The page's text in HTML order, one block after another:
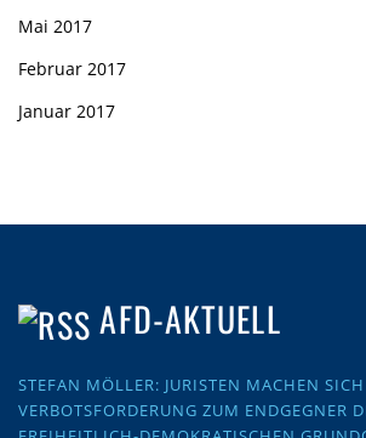
Mai 2017
Februar 2017
Januar 2017
AFD-AKTUELL
STEFAN MÖLLER: JURISTEN MACHEN
VERBOTSFORDERUNG ZUM ENDGEGNER